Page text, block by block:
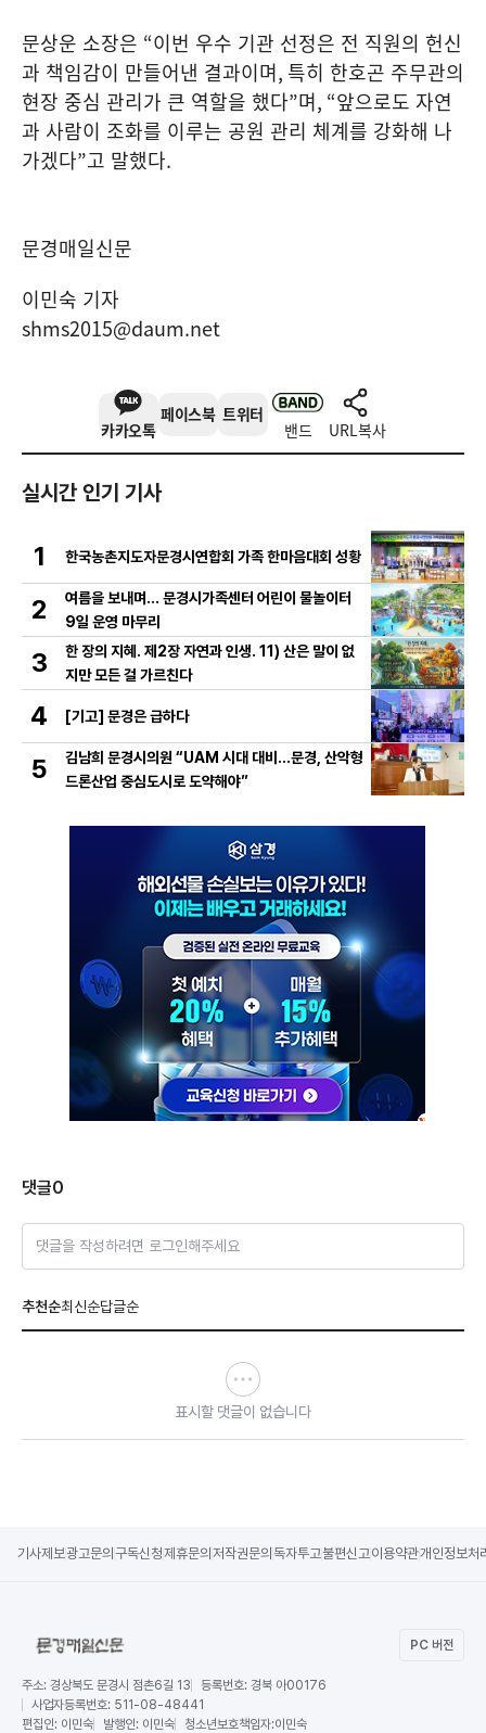
문상운 소장은 “이번 우수 기관 선정은 전 직원의 헌신
과 책임감이 만들어낸 결과이며, 특히 한호곤 주무관의
현장 중심 관리가 큰 역할을 했다”며, “앞으로도 자연
과 사람이 조화를 이루는 공원 관리 체계를 강화해 나
가겠다”고 말했다.
문경매일신문
이민숙 기자
shms2015@daum.net
카카오톡
페이스북 트위터
밴드 URL복사
실시간 인기 기사
1 한국농촌지도자문경시연합회 가족 한마음대회 성황
2
여름을 보내며… 문경시가족센터 어린이 물놀이터
9일 운영 마무리
3
한 장의 지혜. 제2장 자연과 인생. 11) 산은 말이 없
지만 모든 걸 가르친다
4 [기고] 문경은 급하다
5
김남희 문경시의원 “UAM 시대 대비…문경, 산악형
드론산업 중심도시로 도약해야”
댓글0
댓글을 작성하려면 로그인해주세요
추천순최신순답글순
표시할 댓글이 없습니다
기사제보광고문의 구독신청제휴문의 저작권문의 독자투고불편신고이용약관개인정보처
PC 버전
주소: 경상북도 문경시 점촌6길 13 등록번호: 경북 아00176
사업자등록번호: 511-08-48441
편집인: 이민숙 발행인: 이민숙 청소년보호책임자:이민숙